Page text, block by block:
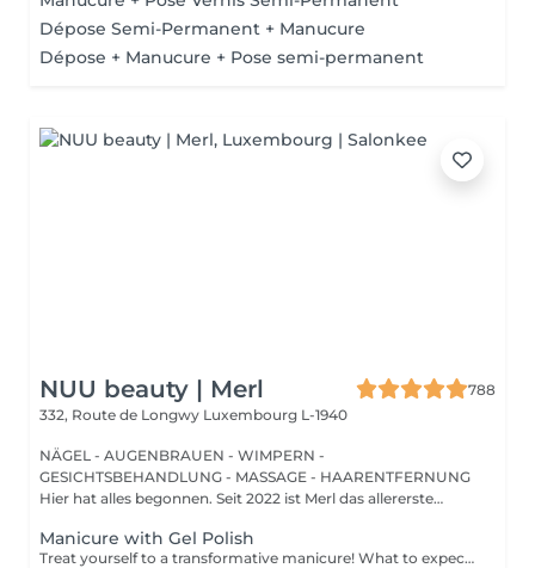
Dépose Semi-Permanent + Manucure
Dépose + Manucure + Pose semi-permanent
NUU beauty | Merl
788
332, Route de Longwy Luxembourg L-1940
NÄGEL - AUGENBRAUEN - WIMPERN -
GESICHTSBEHANDLUNG - MASSAGE - HAARENTFERNUNG
Hier hat alles begonnen. Seit 2022 ist Merl das allererste
Manicure with Gel Polish
Treat yourself to a transformative manicure! What to expect: - old polish is removed as a bonus - rough skin is removed - nails are shaped - cuticles and side ridges are polished - reinforcement is performed if chosen - semi-permanent polish is applied - cuticle oil and hand cream are applied Age: 16+ Frequency: every 3 weeks for best results. *Removal of old semi-permanent polish is included with the manicure. If you want a separate removal appointment, we charge €20 for the careful process that protects your nails. For the manicure, we leave a thin layer of old polish under the new layer to enhance the durability of the semi-permanent polish. *Please note that if semipermanent nail polish without manicure is chosen, rough skin, cuticle and side ridges won't be removed.